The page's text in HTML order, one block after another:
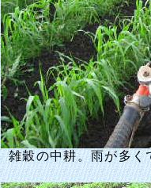
雑穀の中耕。雨が多